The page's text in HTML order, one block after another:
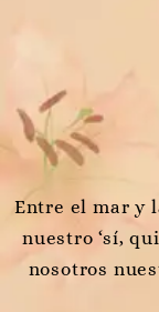
Entre el mar y
nuestro ‘sí,
nosotros